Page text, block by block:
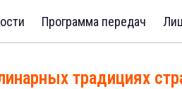
Программа передач
традициях